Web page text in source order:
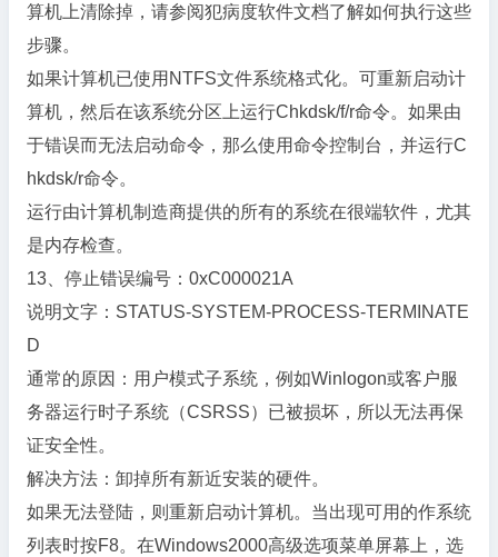
算机上清除掉，请参阅犯病度软件文档了解如何执行这些
步骤。
如果计算机已使用NTFS文件系统格式化。可重新启动计
算机，然后在该系统分区上运行Chkdsk/f/r命令。如果由
于错误而无法启动命令，那么使用命令控制台，并运行C
hkdsk/r命令。
运行由计算机制造商提供的所有的系统在很端软件，尤其
是内存检查。
13、停止错误编号：0xC000021A
说明文字：STATUS-SYSTEM-PROCESS-TERMINATE
D
通常的原因：用户模式子系统，例如Winlogon或客户服
务器运行时子系统（CSRSS）已被损坏，所以无法再保
证安全性。
解决方法：卸掉所有新近安装的硬件。
如果无法登陆，则重新启动计算机。当出现可用的作系统
列表时按F8。在Windows2000高级选项菜单屏幕上，选